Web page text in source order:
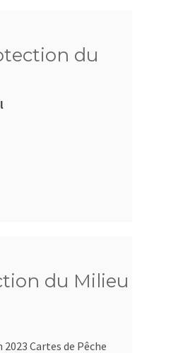
du
du Milieu
2023 Cartes de Pêche